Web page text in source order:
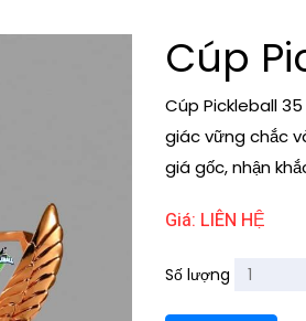
Cúp
Cúp Pickleball
giác vững chắc
giá gốc, nhận
Giá: LIÊN HỆ
Số lượng